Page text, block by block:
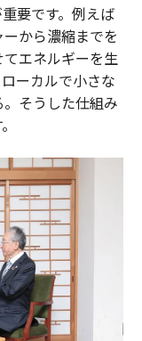
要です。例えば
から濃縮までを
エネルギーを生
ーカルで小さな
そうした仕組み